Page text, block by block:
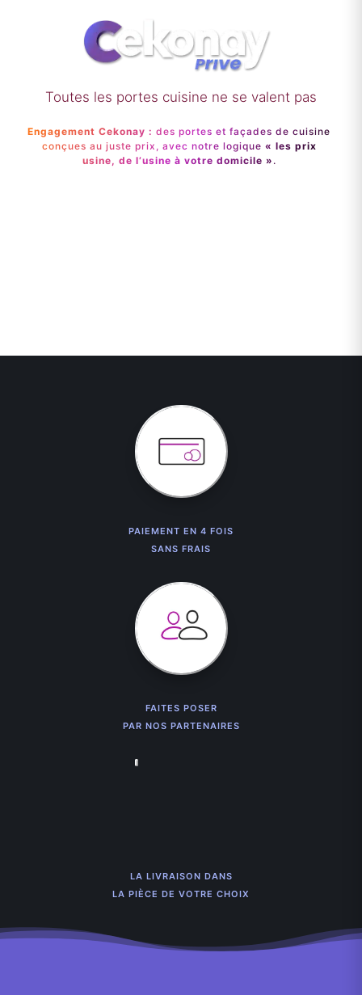
Toutes les portes cuisine ne se valent pas
Engagement Cekonay : des portes et façades de cuisine
conçues au juste prix, avec notre logique « les prix
usine, de l’usine à votre domicile » .
PAIEMENT EN 4 FOIS
SANS FRAIS
FAITES POSER
PAR NOS PARTENAIRES
LA LIVRAISON DANS
LA PIÈCE DE VOTRE CHOIX